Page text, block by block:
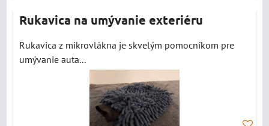
Rukavica na umývanie exteriéru
Rukavica z mikrovlákna je skvelým pomocníkom pre
umývanie auta...